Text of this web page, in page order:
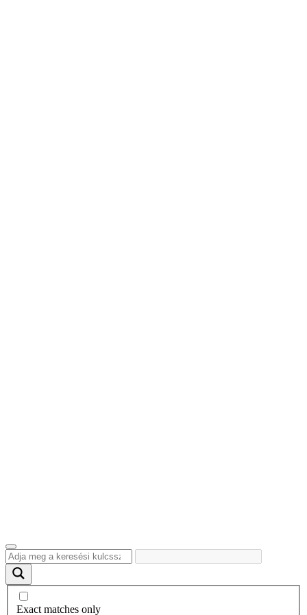
Exact matches only